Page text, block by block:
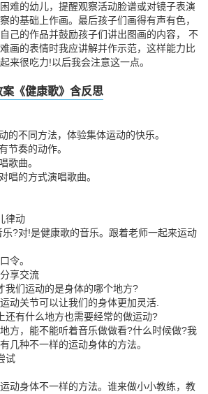
难的幼儿，提醒观察活动脸谱或对镜子表演
的基础上作画。最后孩子们画得有声有色，
己的作品并鼓励孩子们讲出图画的内容， 不
画的表情时我应讲解并作示范，这样能力比
来很吃力!以后我会注意这一点。
《健康歌》含反思
不同方法，体验集体运动的快乐。
奏的动作。
曲。
的方式演唱歌曲。
律动
对!是健康歌的音乐。跟着老师一起来运动
令。
享交流
们运动的是身体的哪个地方?
关节可以让我们的身体更加灵活.
有什么地方也需要经常的做运动?
，能不能听着音乐做做看?什么时候做?我
几种不一样的运动身体的方法。
试
身体不一样的方法。谁来做小小教练，教